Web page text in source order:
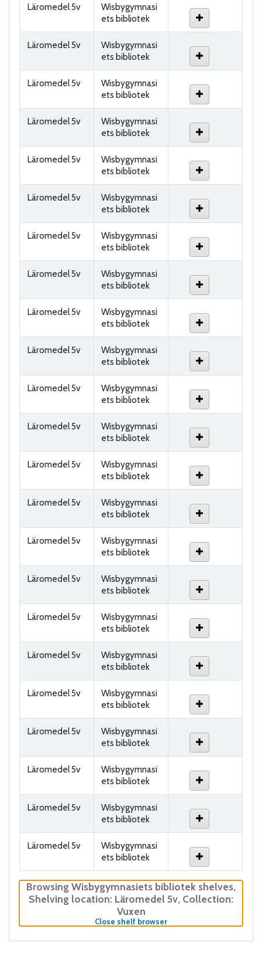
Läromedel 5v
Wisbygymnasi
ets bibliotek
Läromedel 5v
Wisbygymnasi
ets bibliotek
Läromedel 5v
Wisbygymnasi
ets bibliotek
Läromedel 5v
Wisbygymnasi
ets bibliotek
Läromedel 5v
Wisbygymnasi
ets bibliotek
Läromedel 5v
Wisbygymnasi
ets bibliotek
Läromedel 5v
Wisbygymnasi
ets bibliotek
Läromedel 5v
Wisbygymnasi
ets bibliotek
Läromedel 5v
Wisbygymnasi
ets bibliotek
Läromedel 5v
Wisbygymnasi
ets bibliotek
Läromedel 5v
Wisbygymnasi
ets bibliotek
Läromedel 5v
Wisbygymnasi
ets bibliotek
Läromedel 5v
Wisbygymnasi
ets bibliotek
Läromedel 5v
Wisbygymnasi
ets bibliotek
Läromedel 5v
Wisbygymnasi
ets bibliotek
Läromedel 5v
Wisbygymnasi
ets bibliotek
Läromedel 5v
Wisbygymnasi
ets bibliotek
Läromedel 5v
Wisbygymnasi
ets bibliotek
Läromedel 5v
Wisbygymnasi
ets bibliotek
Läromedel 5v
Wisbygymnasi
ets bibliotek
Läromedel 5v
Wisbygymnasi
ets bibliotek
Läromedel 5v
Wisbygymnasi
ets bibliotek
Läromedel 5v
Wisbygymnasi
ets bibliotek
Browsing Wisbygymnasiets bibliotek shelves,
Shelving location: Läromedel 5v, Collection:
Vuxen
Close shelf browser(Hides shelf browser)